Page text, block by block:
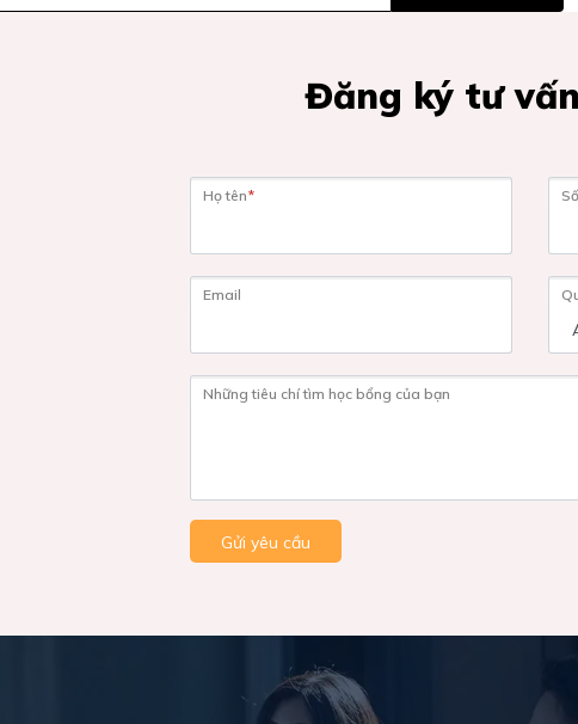
Đăng ký tư
Họ tên*
Email
Những tiêu chí tìm học bổng của bạn
Gửi yêu cầu